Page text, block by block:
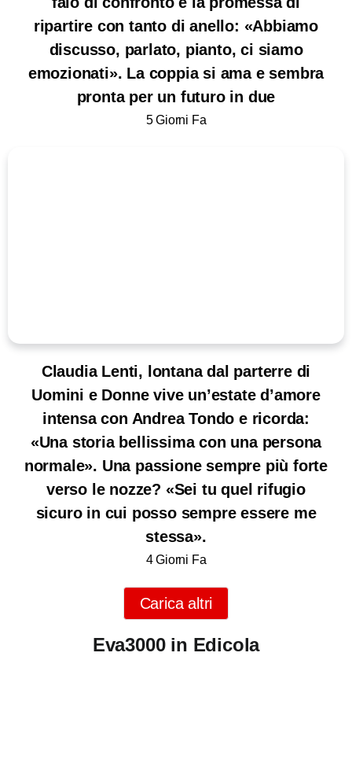
ripartire con tanto di anello: «Abbiamo
discusso, parlato, pianto, ci siamo
emozionati». La coppia si ama e sembra
pronta per un futuro in due
5 Giorni Fa
Claudia Lenti, lontana dal parterre di
Uomini e Donne vive un’estate d’amore
intensa con Andrea Tondo e ricorda:
«Una storia bellissima con una persona
normale». Una passione sempre più forte
verso le nozze? «Sei tu quel rifugio
sicuro in cui posso sempre essere me
stessa».
4 Giorni Fa
Carica altri
Eva3000 in Edicola